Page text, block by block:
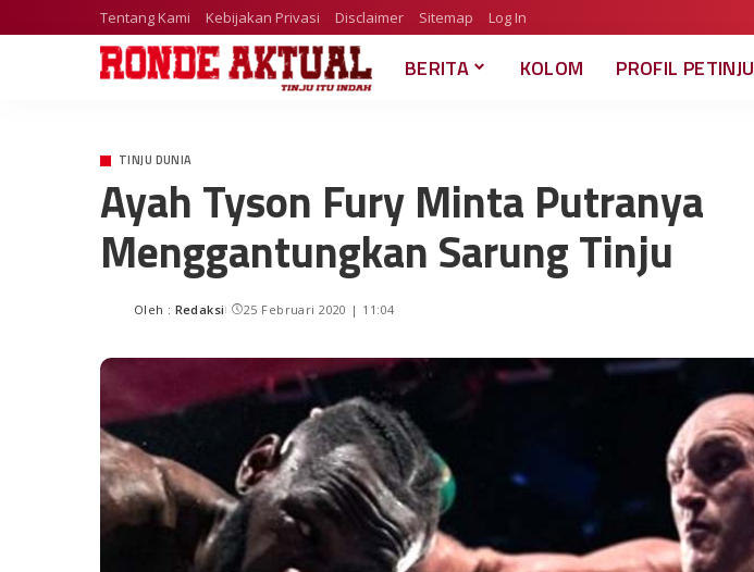
Tentang Kami Kebijakan Privasi Disclaimer Sitemap Log In
BERITA KOLOM PROFIL PETINJU
TINJU DUNIA
Ayah Tyson Fury Minta Putranya
Menggantungkan Sarung Tinju
Oleh : Redaksi 25 Februari 2020 | 11:04